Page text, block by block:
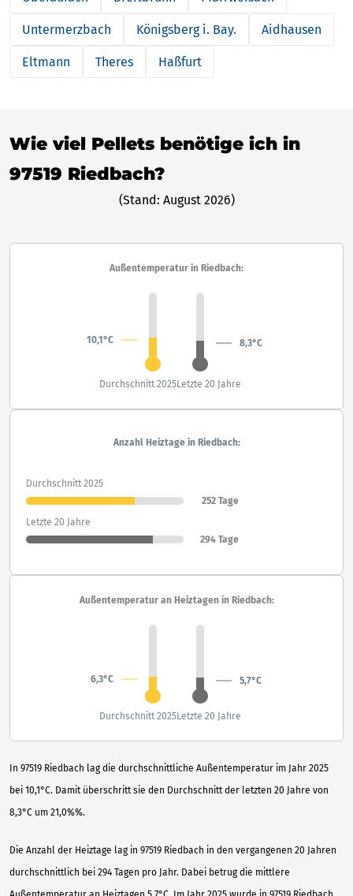
Untermerzbach Königsberg i. Bay. Aidhausen
Eltmann Theres Haßfurt
Wie viel Pellets benötige ich in
97519 Riedbach?
(Stand: August 2026)
In 97519 Riedbach lag die durchschnittliche Außentemperatur im Jahr 2025
bei 10,1°C. Damit überschritt sie den Durchschnitt der letzten 20 Jahre von
8,3°C um 21,0%%.
Die Anzahl der Heiztage lag in 97519 Riedbach in den vergangenen 20 Jahren
durchschnittlich bei 294 Tagen pro Jahr. Dabei betrug die mittlere
Außentemperatur in Riedbach:
10,1°C 8,3°C
Durchschnitt 2025Letzte 20 Jahre
Anzahl Heiztage in Riedbach:
Durchschnitt 2025
252 Tage
Letzte 20 Jahre
294 Tage
Außentemperatur an Heiztagen in Riedbach:
6,3°C 5,7°C
Durchschnitt 2025Letzte 20 Jahre